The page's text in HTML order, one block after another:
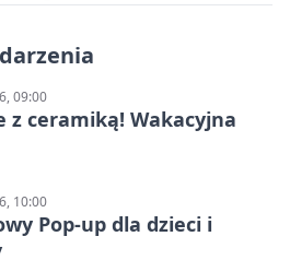
09:00
z ceramiką! Wakacyjna
10:00
Pop-up dla dzieci i